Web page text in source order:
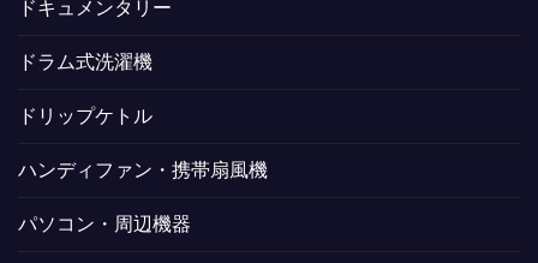
ドキュメンタリー
ドラム式洗濯機
ドリップケトル
ハンディファン・携帯扇風機
パソコン・周辺機器